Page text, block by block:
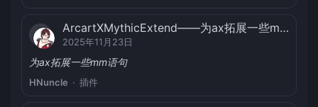
资源图标
ArcartXMythicExtend——为ax拓展一些mm语句
2025年11月23日
为ax拓展一些mm语句
HNuncle 插件